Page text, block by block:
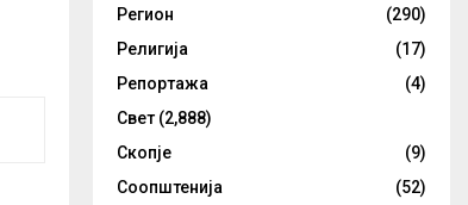
Регион
(290)
Религија
(17)
Репортажа
(4)
Свет (2,888)
Скопје
(9)
Соопштенија
(52)